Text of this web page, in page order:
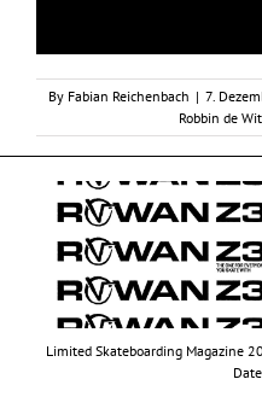
By Fabian Reichenbach | 7.
Robbin de Wit
Limited Skateboarding Magazine